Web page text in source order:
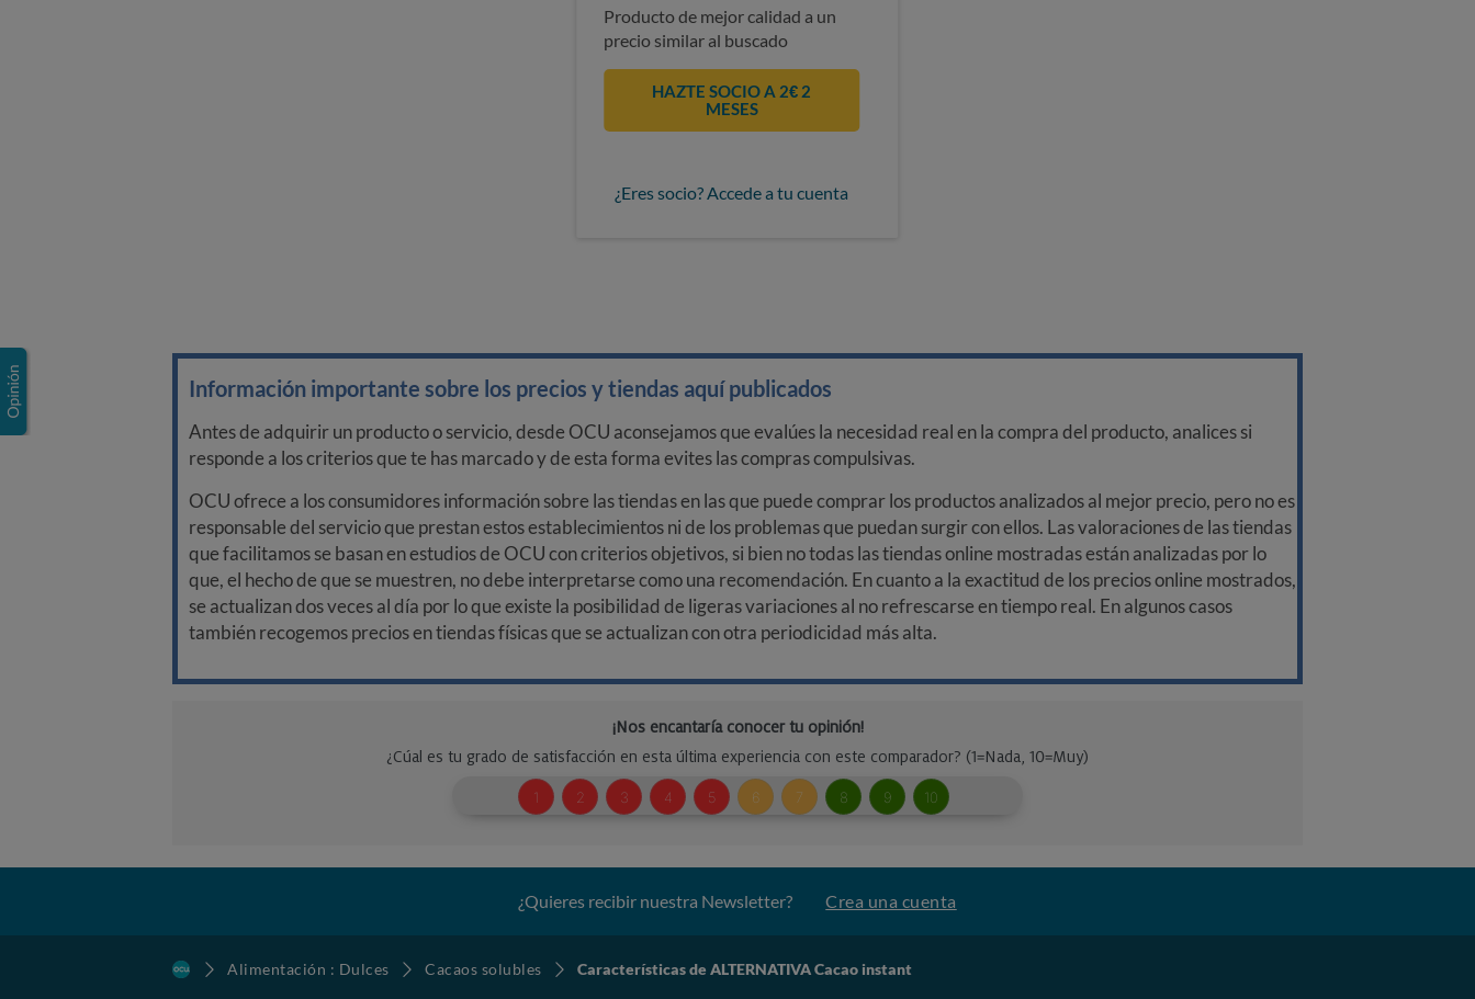
Producto de mejor calidad a un
precio similar al buscado
HAZTE SOCIO A 2€ 2
MESES
¿Eres socio? Accede a tu cuenta
Información importante sobre los precios y tiendas aquí publicados
Antes de adquirir un producto o servicio, desde OCU aconsejamos que evalúes la necesidad real en la compra del producto, analices si
responde a los criterios que te has marcado y de esta forma evites las compras compulsivas.
OCU ofrece a los consumidores información sobre las tiendas en las que puede comprar los productos analizados al mejor precio, pero no es
responsable del servicio que prestan estos establecimientos ni de los problemas que puedan surgir con ellos. Las valoraciones de las tiendas
que facilitamos se basan en estudios de OCU con criterios objetivos, si bien no todas las tiendas online mostradas están analizadas por lo
que, el hecho de que se muestren, no debe interpretarse como una recomendación. En cuanto a la exactitud de los precios online mostrados,
se actualizan dos veces al día por lo que existe la posibilidad de ligeras variaciones al no refrescarse en tiempo real. En algunos casos
también recogemos precios en tiendas físicas que se actualizan con otra periodicidad más alta.
¿Quieres recibir nuestra Newsletter? Crea una cuenta
Alimentación : Dulces Cacaos solubles Características de ALTERNATIVA Cacao instant